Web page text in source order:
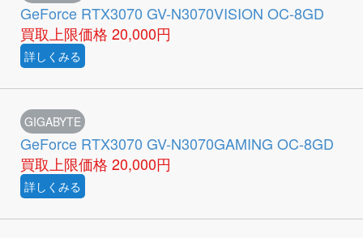
GeForce RTX3070 GV-N3070VISION OC-8GD
買取上限価格 20,000円
詳しくみる
GIGABYTE
GeForce RTX3070 GV-N3070GAMING OC-8GD
買取上限価格 20,000円
詳しくみる